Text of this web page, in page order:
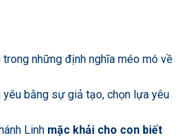
những định nghĩa méo mó về
bằng sự giả tạo, chọn lựa yêu
Linh mặc khải cho con biết